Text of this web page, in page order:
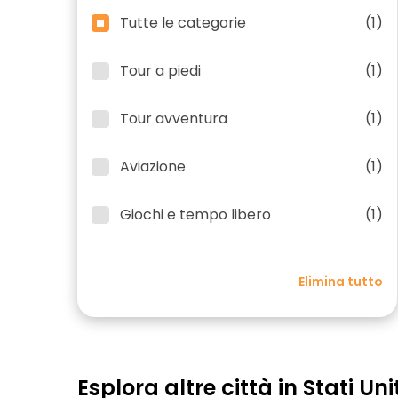
Tutte le categorie (1)
Tour a piedi (1)
Tour avventura (1)
Aviazione (1)
Giochi e tempo libero (1)
Elimina tutto
Esplora altre città in Stati